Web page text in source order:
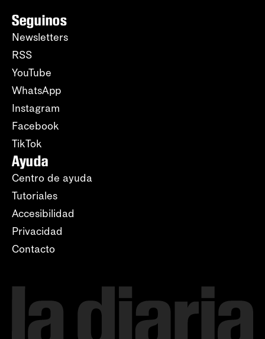
Seguinos
Newsletters
RSS
YouTube
WhatsApp
Instagram
Facebook
TikTok
Ayuda
Centro de ayuda
Tutoriales
Accesibilidad
Privacidad
Contacto